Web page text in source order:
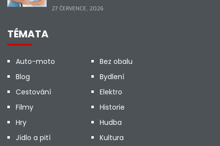
27 ČERVENCE, 2026
TÉMATA
Auto-moto
Bez obalu
Blog
Bydlení
Cestování
Elektro
Filmy
Historie
Hry
Hudba
Jídlo a pití
Kultura